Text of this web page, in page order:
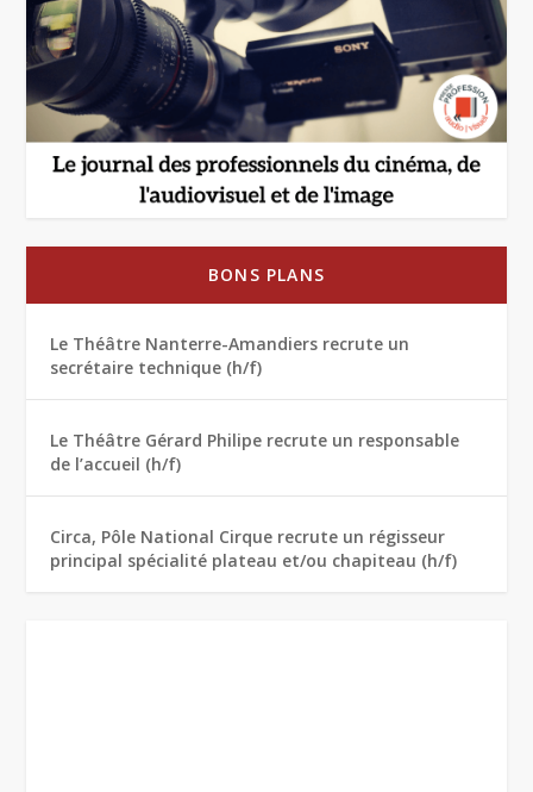
BONS PLANS
Le Théâtre Nanterre-Amandiers recrute un
secrétaire technique (h/f)
Le Théâtre Gérard Philipe recrute un responsable
de l’accueil (h/f)
Circa, Pôle National Cirque recrute un régisseur
principal spécialité plateau et/ou chapiteau (h/f)